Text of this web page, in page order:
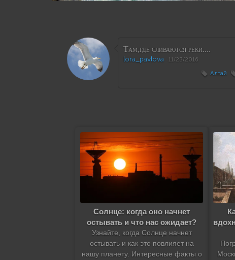
Там,где сливаются реки....
lora_pavlova 11/23/2016
Алтай
Солнце: когда оно начнет
остывать и что нас ожидает?
Узнайте, когда Солнце начнет
остывать и как это повлияет на
нашу планету. Интересные факты о